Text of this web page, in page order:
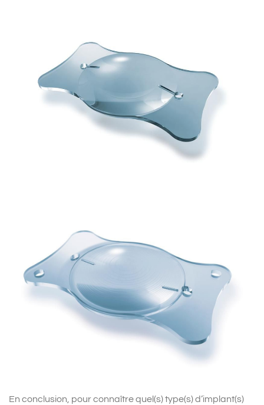
En conclusion, pour connaître quel(s) type(s) d’implant(s)